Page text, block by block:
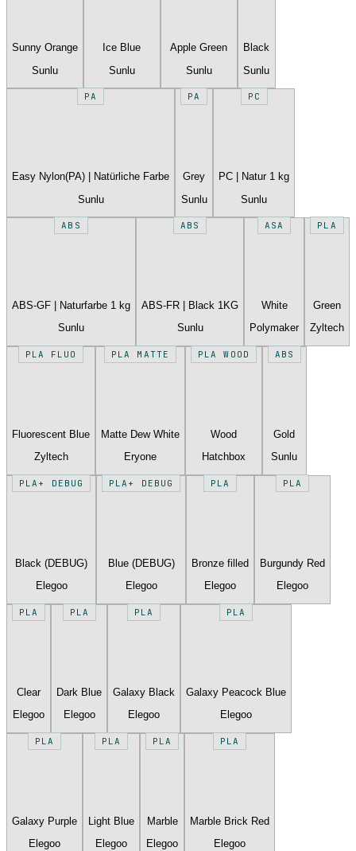
Sunny Orange
Sunlu
Ice Blue
Sunlu
Apple Green
Sunlu
Black
Sunlu
PA
Easy Nylon(PA) | Natürliche Farbe
Sunlu
PA
Grey
Sunlu
PC
PC | Natur 1 kg
Sunlu
ABS
ABS-GF | Naturfarbe 1 kg
Sunlu
ABS
ABS-FR | Black 1KG
Sunlu
ASA
White
Polymaker
PLA
Green
Zyltech
PLA FLUO
Fluorescent Blue
Zyltech
PLA MATTE
Matte Dew White
Eryone
PLA WOOD
Wood
Hatchbox
ABS
Gold
Sunlu
PLA+ DEBUG
Black (DEBUG)
Elegoo
PLA+ DEBUG
Blue (DEBUG)
Elegoo
PLA
Bronze filled
Elegoo
PLA
Burgundy Red
Elegoo
PLA
Clear
Elegoo
PLA
Dark Blue
Elegoo
PLA
Galaxy Black
Elegoo
PLA
Galaxy Peacock Blue
Elegoo
PLA
Galaxy Purple
Elegoo
PLA
Light Blue
Elegoo
PLA
Marble
Elegoo
PLA
Marble Brick Red
Elegoo